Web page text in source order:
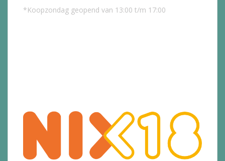
*Koopzondag geopend van 13:00 t/m 17:00